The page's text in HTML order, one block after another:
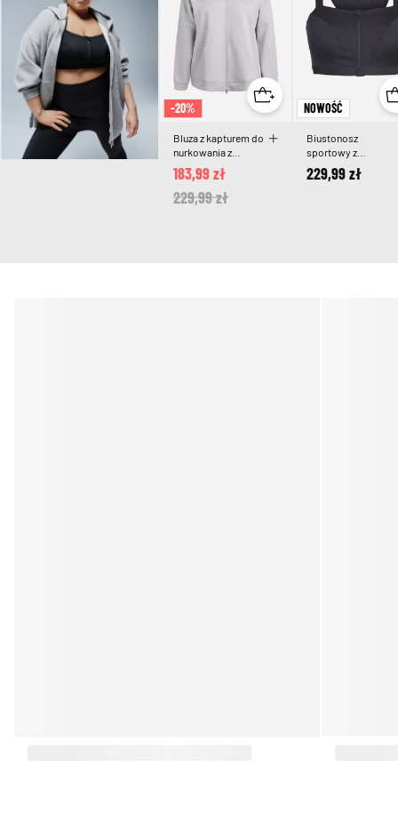
-20%
Bluza z kapturem do
nurkowania z
zamkiem i
kieszeniami
Price reduced from
229,99 zł
183,99 zł
NOWOŚĆ
Biustonosz
sportowy z
zapieciem z przodu i
wysokim
229,99 zł